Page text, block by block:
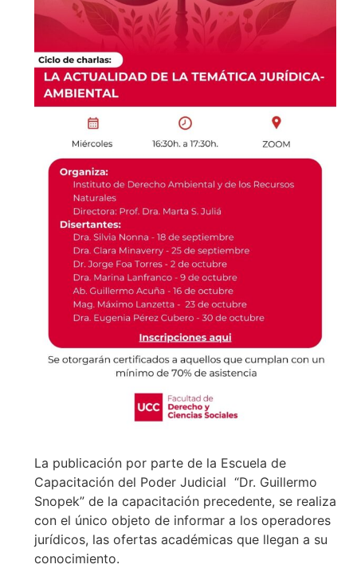
La publicación por parte de la Escuela de
Capacitación del Poder Judicial “Dr. Guillermo
Snopek” de la capacitación precedente, se realiza
con el único objeto de informar a los operadores
jurídicos, las ofertas académicas que llegan a su
conocimiento.